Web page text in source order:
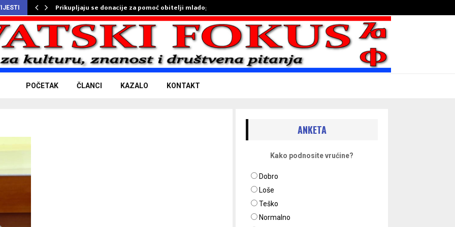
Prikupljaju se donacije za pomoć obitelji mladog…
POČETAK ČLANCI KAZALO KONTAKT
ANKETA
Kako podnosite vrućine?
Dobro
Loše
Teško
Normalno